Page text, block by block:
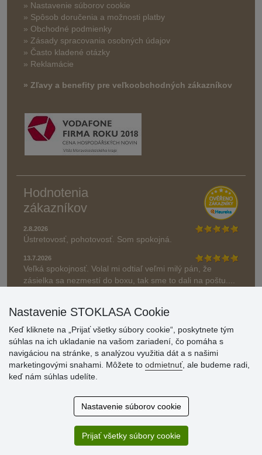
» Nastavenie súborov cookie
» Spôsob doručenia a možnosti platby
» Obchodné podmienky
» Zásady spracovania osobných údajov
» Často kladené otázky
» Reklamácie
» Zľavy a benefity pre veľkoobchodných zákazníkov
Hodnotenia
zákazníkov
2.8.2026
Ústretovosť, pohotovosť. Som spokojná.
13.7.2026
Veľká spokojnosť. Volal mi odtiaľ veľmi milý pán, že
zásielka sa nezmestí do boxu, tak sme to dali na poštu....
» Aktuálne 6948 recenzií
© Stoklasa textilní galanterie s.r.o. 2026.
Nastavenie STOKLASA Cookie
Keď kliknete na „Prijať všetky súbory cookie“, poskytnete tým
súhlas na ich ukladanie na vašom zariadení, čo pomáha s
navigáciou na stránke, s analýzou využitia dát a s našimi
marketingovými snahami. Môžete to odmietnuť, ale budeme radi,
keď nám súhlas udelíte.
Nastavenie súborov cookie
Prijať všetky súbory cookie